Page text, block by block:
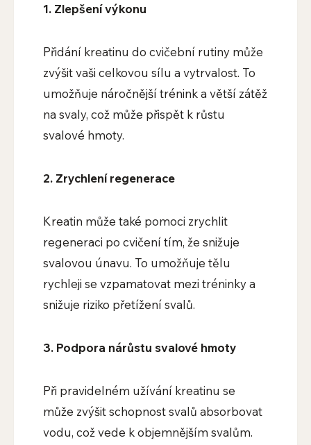
1. Zlepšení výkonu
Přidání kreatinu do cvičební rutiny může
zvýšit vaši celkovou sílu a vytrvalost. To
umožňuje náročnější trénink a větší zátěž
na svaly, což může přispět k růstu
svalové hmoty.
2. Zrychlení regenerace
Kreatin může také pomoci zrychlit
regeneraci po cvičení tím, že snižuje
svalovou únavu. To umožňuje tělu
rychleji se vzpamatovat mezi tréninky a
snižuje riziko přetížení svalů.
3. Podpora nárůstu svalové hmoty
Při pravidelném užívání kreatinu se
může zvýšit schopnost svalů absorbovat
vodu, což vede k objemnějším svalům.